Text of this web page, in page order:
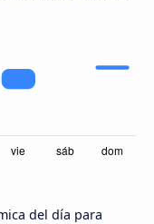
del día para